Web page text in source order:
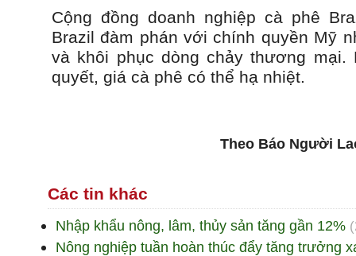
Cộng đồng doanh nghiệp cà phê
Brazil đàm phán với chính quyền Mỹ
và khôi phục dòng chảy thương
quyết, giá cà phê có thể hạ nhiệt.
Theo Báo Người
Các tin khác
Nhập khẩu nông, lâm, thủy sản tăng gần 12%
Nông nghiệp tuần hoàn thúc đẩy tăng trưởng